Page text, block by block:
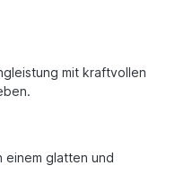
mit kraftvollen
einem glatten und